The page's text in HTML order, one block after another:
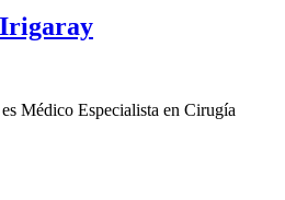
Médico Especialista en Cirugía